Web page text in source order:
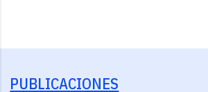
PUBLICACIONES